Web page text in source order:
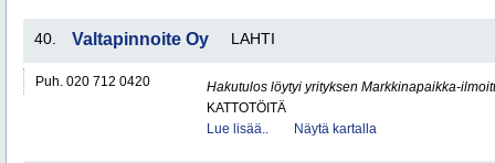
40. Valtapinnoite Oy LAHTI
Puh. 020 712 0420
Hakutulos löytyi yrityksen Markkinapaikka-
KATTOTÖITÄ
Lue lisää..
Näytä kartalla